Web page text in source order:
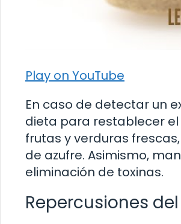
Play on YouTube
En caso de detectar un
dieta para restablecer
frutas y verduras
de azufre. Asimismo,
eliminación de toxinas.
Repercusiones